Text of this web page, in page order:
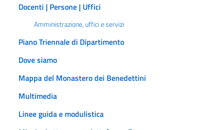
Docenti | Persone | Uffici
Amministrazione, uffici e servizi
Piano Triennale di Dipartimento
Dove siamo
Mappa del Monastero dei Benedettini
Multimedia
Linee guida e modulistica